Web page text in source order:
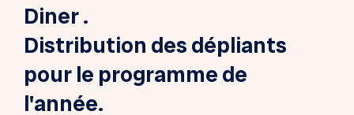
Diner .
Distribution des dépliants
pour le programme de
l'année.